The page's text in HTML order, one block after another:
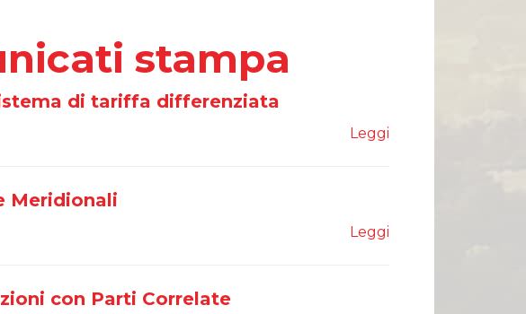
stampa
di tariffa differenziata
Leggi
Meridionali
Leggi
con Parti Correlate